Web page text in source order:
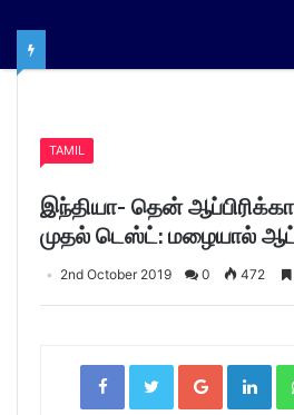
TAMIL
இந்தியா- தென்
முதல் டெஸ்ட்: மழையால்
2nd October 2019 0 472
FacebookTwitterGoogle+